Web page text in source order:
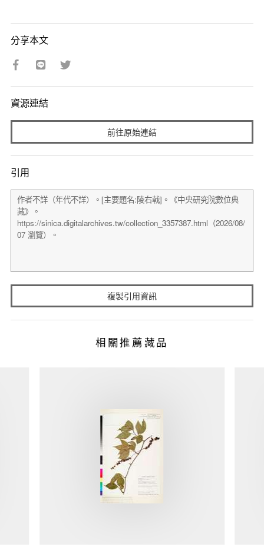
分享本文
資源連結
前往原始連結
引用
複製引用資訊
相關推薦藏品